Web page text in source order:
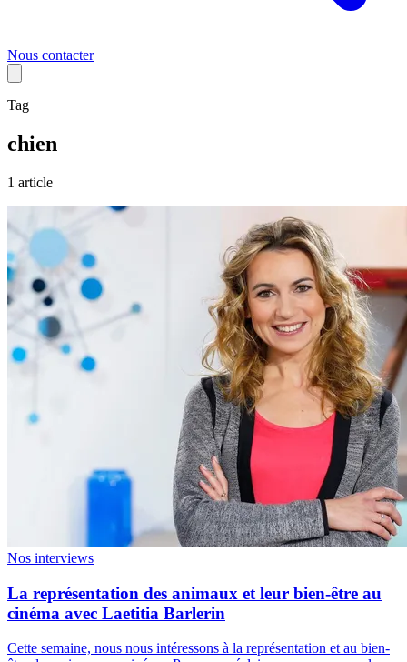
Nous contacter
Tag
chien
1 article
Nos interviews
La représentation des animaux et leur bien-être au
cinéma avec Laetitia Barlerin
Cette semaine, nous nous intéressons à la représentation et au bien-